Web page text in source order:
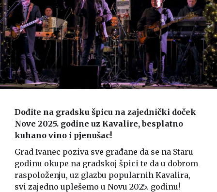
Dođite na gradsku špicu na zajednički doček
Nove 2025. godine uz Kavalire, besplatno
kuhano vino i pjenušac!
Grad Ivanec poziva sve građane da se na Staru
godinu okupe na gradskoj špici te da u dobrom
raspoloženju, uz glazbu popularnih Kavalira,
svi zajedno uplešemo u Novu 2025. godinu!